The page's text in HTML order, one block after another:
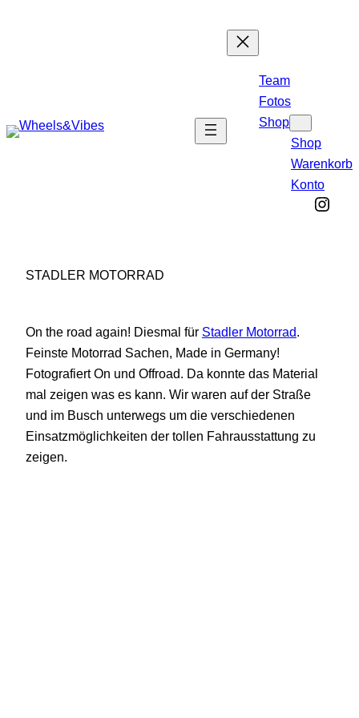
Team
Fotos
Shop
Shop
Warenkorb
Konto
STADLER MOTORRAD
On the road again! Diesmal für Stadler Motorrad.
Feinste Motorrad Sachen, Made in Germany!
Fotografiert On und Offroad. Da konnte das Material
mal zeigen was es kann. Wir waren auf der Straße
und im Busch unterwegs um die verschiedenen
Einsatzmöglichkeiten der tollen Fahrausstattung zu
zeigen.